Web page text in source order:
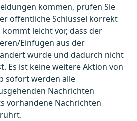
kommen, prüfen Sie
öffentliche Schlüssel korrekt
leicht vor, dass der
Einfügen aus der
wurde und dadurch nicht
Es ist keine weitere Aktion von
sofort werden alle
Nachrichten
vorhandene Nachrichten